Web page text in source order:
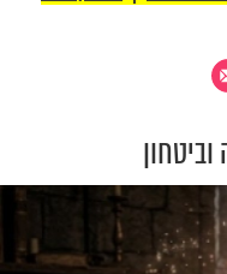
מוקד
על אחת מהן